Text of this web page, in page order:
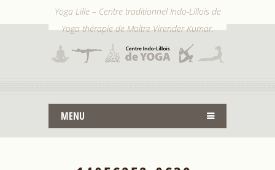
Yoga Lille – Centre traditionnel Indo-Lillois de
Yoga thérapie de Maître Virender Kumar.
MENU